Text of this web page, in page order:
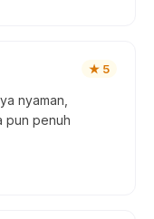
★ 5
nyaman,
pun penuh